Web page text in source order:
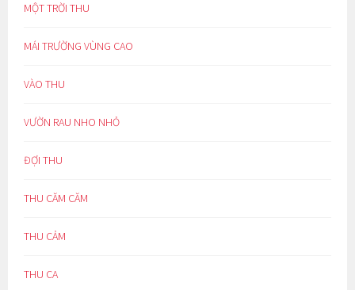
MỘT TRỜI THU
MÁI TRƯỜNG VÙNG CAO
VÀO THU
VƯỜN RAU NHO NHỎ
ĐỢI THU
THU CĂM CĂM
THU CẢM
THU CA